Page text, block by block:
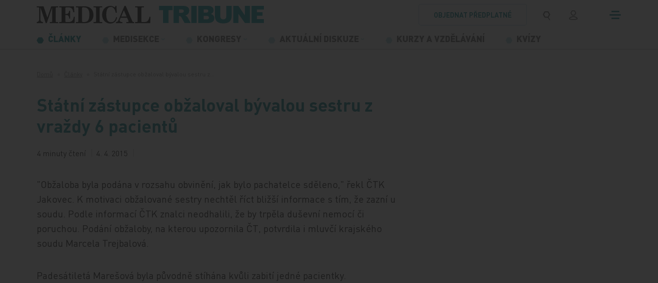
Přeskočit na obsah
OBJEDNAT PŘEDPLATNÉ
ČLÁNKY
Státní zástupce obžaloval bývalou sestru z
vraždy 6 pacientů
4 minuty čtení 4. 4. 2015
"Obžaloba byla podána v rozsahu obvinění, jak bylo pachatelce sděleno," řekl ČTK
Jakovec. K motivaci obžalované sestry nechtěl říct bližší informace s tím, že zazní u
soudu. Podle informací ČTK znalci neodhalili, že by trpěla duševní nemocí či
poruchou. Podání obžaloby, na kterou upozornila ČT, potvrdila i mluvčí krajského
soudu Marcela Trejbalová.
Padesátiletá Marešová byla původně stíhána kvůli zabití jedné pacientky.